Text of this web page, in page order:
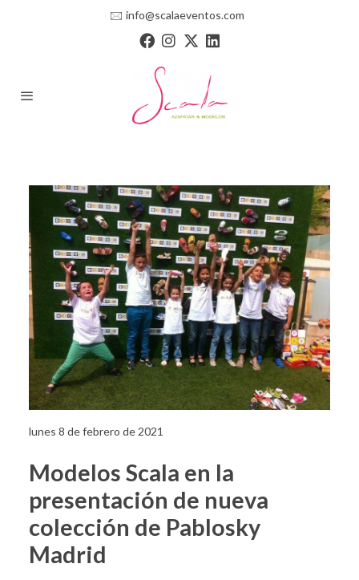
🖂 info@scalaeventos.com
lunes 8 de febrero de 2021
Modelos Scala en la
presentación de nueva
colección de Pablosky
Madrid